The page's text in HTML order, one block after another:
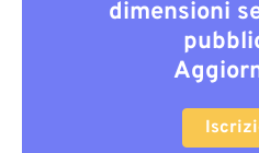
dimensioni